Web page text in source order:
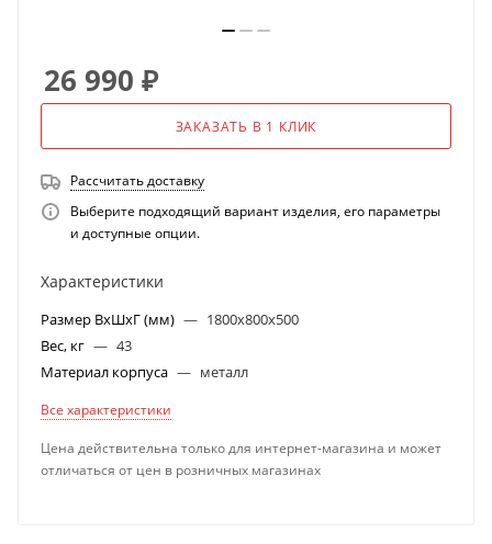
26 990 ₽
ЗАКАЗАТЬ В 1 КЛИК
Рассчитать доставку
Выберите подходящий вариант изделия, его параметры
и доступные опции.
Характеристики
Размер ВхШхГ (мм) — 1800х800х500
Вес, кг — 43
Материал корпуса — металл
Все характеристики
Цена действительна только для интернет-магазина и может
отличаться от цен в розничных магазинах